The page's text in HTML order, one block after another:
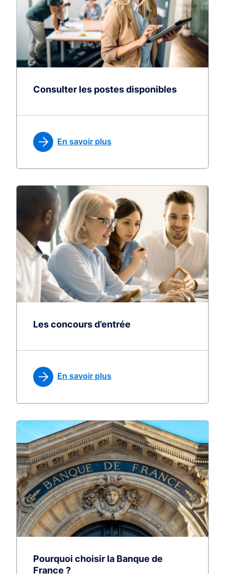
Consulter les postes disponibles
En savoir plus
Les concours d’entrée
En savoir plus
Pourquoi choisir la Banque de
France ?